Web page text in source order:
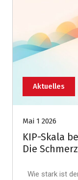
Aktuelles
Mai 1 2026
KIP-Skala
Die
Wie stark ist